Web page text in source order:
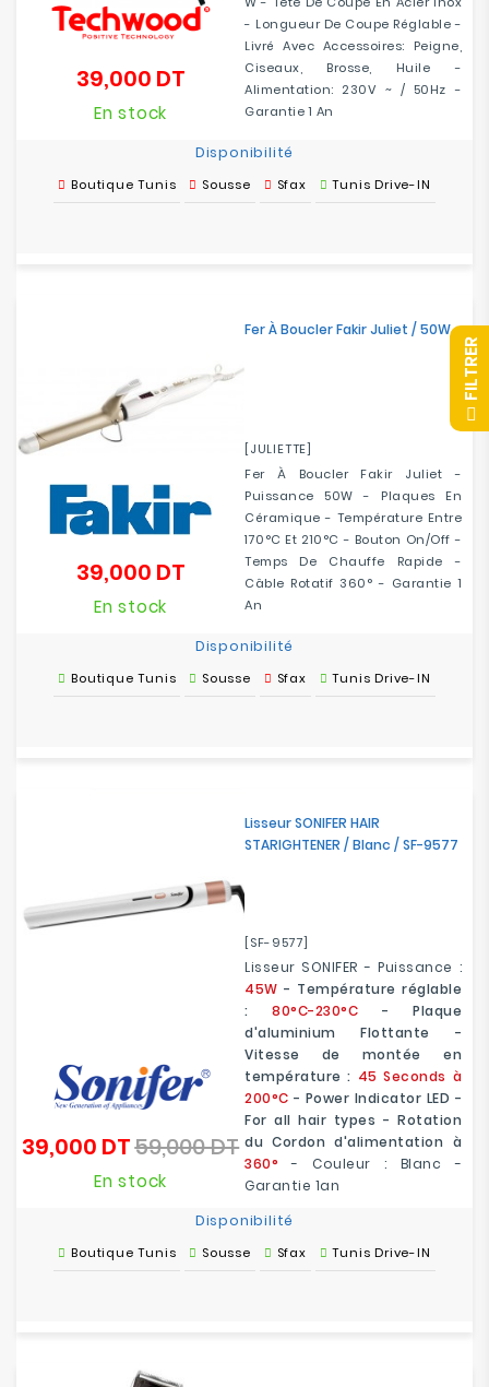
- Longueur De Coupe Réglable -
Livré Avec Accessoires: Peigne,
Ciseaux, Brosse, Huile -
Alimentation: 230V ~ / 50Hz -
Garantie 1 An
39,000 DTPrix
En stock
Disponibilité
Boutique Tunis Sousse Sfax Tunis Drive-IN
Fer À Boucler Fakir Juliet / 50W
[JULIETTE]
Fer À Boucler Fakir Juliet -
Puissance 50W - Plaques En
Céramique - Température Entre
170°C Et 210°C - Bouton On/Off -
Temps De Chauffe Rapide -
Câble Rotatif 360° - Garantie 1
An
39,000 DTPrix
En stock
Disponibilité
Boutique Tunis Sousse Sfax Tunis Drive-IN
Lisseur SONIFER HAIR
STARIGHTENER / Blanc / SF-9577
[SF-9577]
Lisseur SONIFER - Puissance :
45W - Température réglable
: 80°C-230°C - Plaque
d'aluminium Flottante -
Vitesse de montée en
température : 45 Seconds à
200°C - Power Indicator LED -
For all hair types - Rotation
du Cordon d'alimentation à
360° - Couleur : Blanc -
Garantie 1an
39,000 DT Prix
base
59,000 DTPrix
En stock
Disponibilité
Boutique Tunis Sousse Sfax Tunis Drive-IN
R